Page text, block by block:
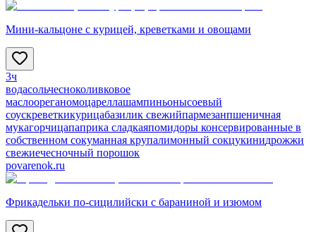
Мини-кальцоне с курицей, креветками и овощами
3ч
водасольчесноколивковое
маслоореганомоцареллашампиньонысоевый
соускреветкикурицабазилик свежийпармезанпшеничная
мукагорчицапаприка сладкаяпомидоры консервированные в
собственном сокуманная крупалимонный сокцукинидрожжи
свежиечесночный порошок
povarenok.ru
Фрикадельки по-сицилийски с бараниной и изюмом